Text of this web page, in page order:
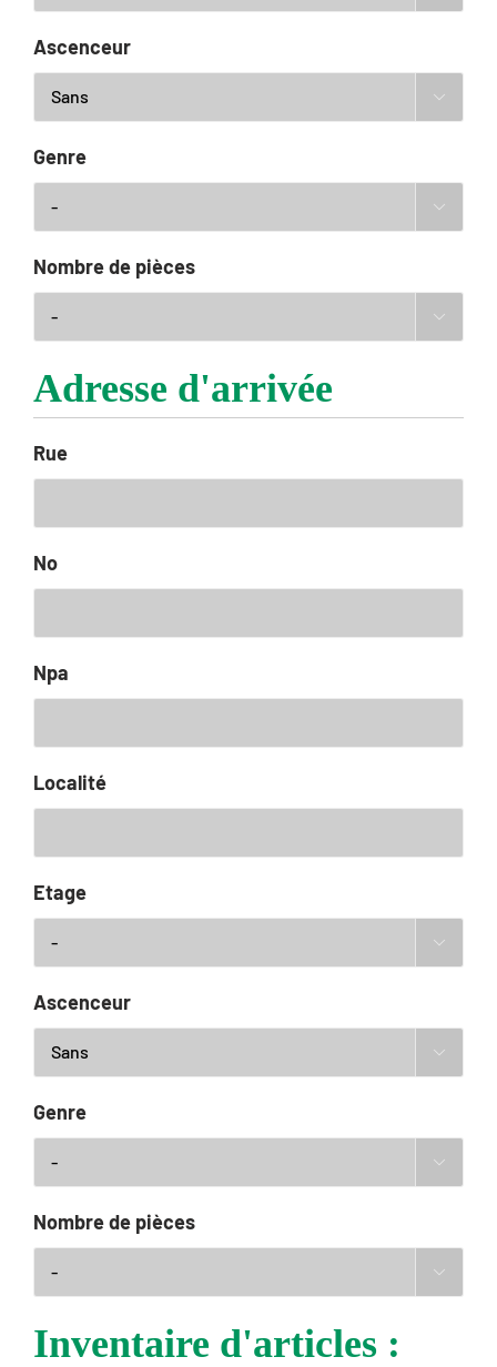
Ascenceur

Genre

Nombre de pièces

Adresse d'arrivée
Rue
No
Npa
Localité
Etage

Ascenceur

Genre

Nombre de pièces

Inventaire d'articles :